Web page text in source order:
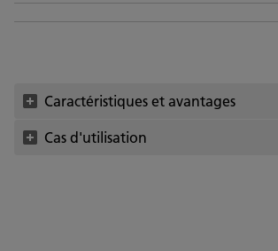
Caractéristiques et avantages
Cas d'utilisation